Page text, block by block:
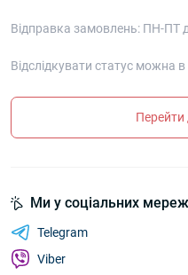
Відправка замовлень: ПН-ПТ
Відслідкувати статус можна
Перейти
Ми у соціальних
Telegram
Viber